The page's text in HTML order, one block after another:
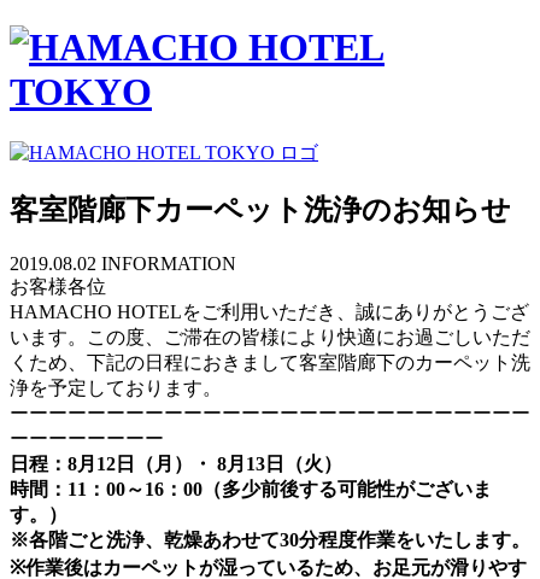
客室階廊下カーペット洗浄のお知らせ
2019.08.02 INFORMATION
お客様各位
HAMACHO HOTELをご利用いただき、誠にありがとうござ
います。この度、ご滞在の皆様により快適にお過ごしいただ
くため、下記の日程におきまして客室階廊下のカーペット洗
浄を予定しております。
ーーーーーーーーーーーーーーーーーーーーーーーーーーー
ーーーーーーーー
日程：8月12日（月）・ 8月13日（火）
時間：11：00～16：00（多少前後する可能性がございま
す。）
※各階ごと洗浄、乾燥あわせて30分程度作業をいたします。
※作業後はカーペットが湿っているため、お足元が滑りやす